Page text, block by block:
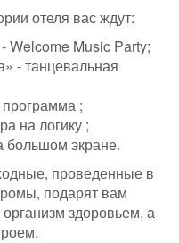
отеля вас ждут:
Welcome Music Party;
- танцевальная
;
на логику ;
большом экране.
проведенные в
подарят вам
здоровьем, а